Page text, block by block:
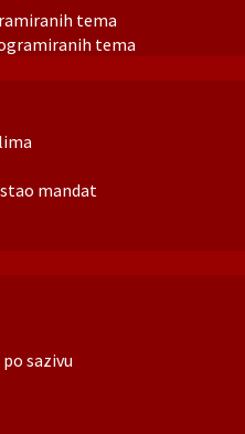
tema
tema
mandat
sazivu